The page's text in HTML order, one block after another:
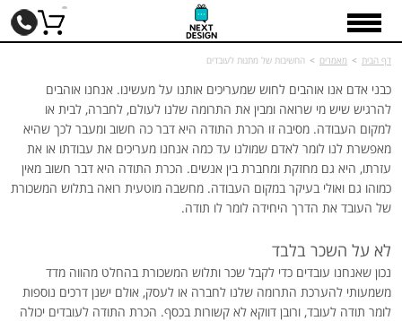
דף הבית > מאמרים > החשיבות של מתנות לעובדים
כבני אדם אנו אוהבים לחוש שמעריכים אותנו על מעשינו. אנחנו אוהבים
להרגיש שיש מי שרואה ומבין את התרומה שלנו לעולם, לחברה, לבית או
למקום העבודה. מסיבה זו הכרת התודה היא דבר כה חשוב ומעבר לכך שהיא
מאפשרת לנו לומר לאדם שמולנו עד כמה אנחנו מעריכים את עבודתו או את
עזרתו, היא גם מחזקת ומחברת בין אנשים. הכרת התודה היא דבר חשוב מאין
כמוהו גם ואולי בעיקר במקום העבודה. מחשבה מוטעית רואה בתלוש המשכורת
של העובד את הדרך היחידה לומר לו תודה.
לא על השכר בלבד
נכון שאנחנו עובדים כדי לקבל שכר ותלוש המשכורת בהחלט מהווה מדד
משמעותי להערכת התרומה שלנו לחברה או לעסק, אולם ישנן דרכים נוספות
לומר תודה לעובד, ורובן דווקא לא קשורות בכסף. הכרת התודה לעובדים יכולה